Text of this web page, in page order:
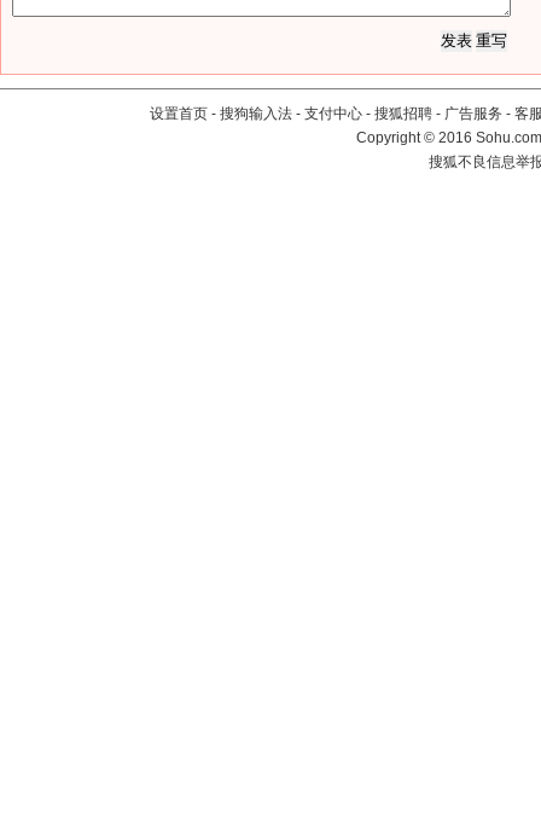
设置首页 - 搜狗输入法 - 支付中心 - 搜狐招聘 - 广告服务 - 客
Copyright©2016
搜狐不良信息举